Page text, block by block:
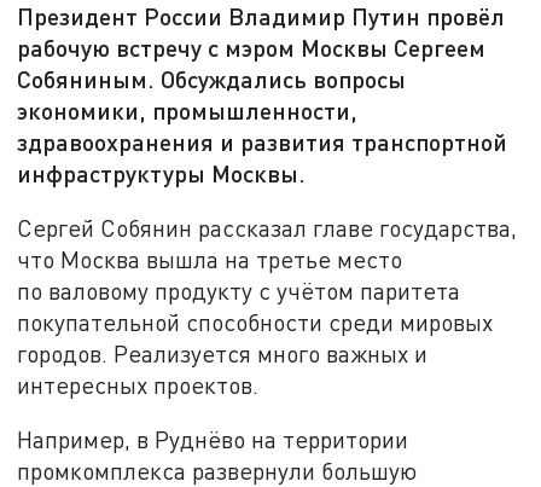
Президент России Владимир Путин провёл
рабочую встречу с мэром Москвы Сергеем
Собяниным. Обсуждались вопросы
экономики, промышленности,
здравоохранения и развития транспортной
инфраструктуры Москвы.
Сергей Собянин рассказал главе государства,
что Москва вышла на третье место
по валовому продукту с учётом паритета
покупательной способности среди мировых
городов. Реализуется много важных и
интересных проектов.
Например, в Руднёво на территории
промкомплекса развернули большую